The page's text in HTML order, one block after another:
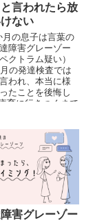
と言われたら放
ない
月の息子は言葉の
障害グレーゾー
クトラム疑い）
の発達検査では
われ、本当に様
たことを後悔し
育に行きつくまで
害グレーゾー